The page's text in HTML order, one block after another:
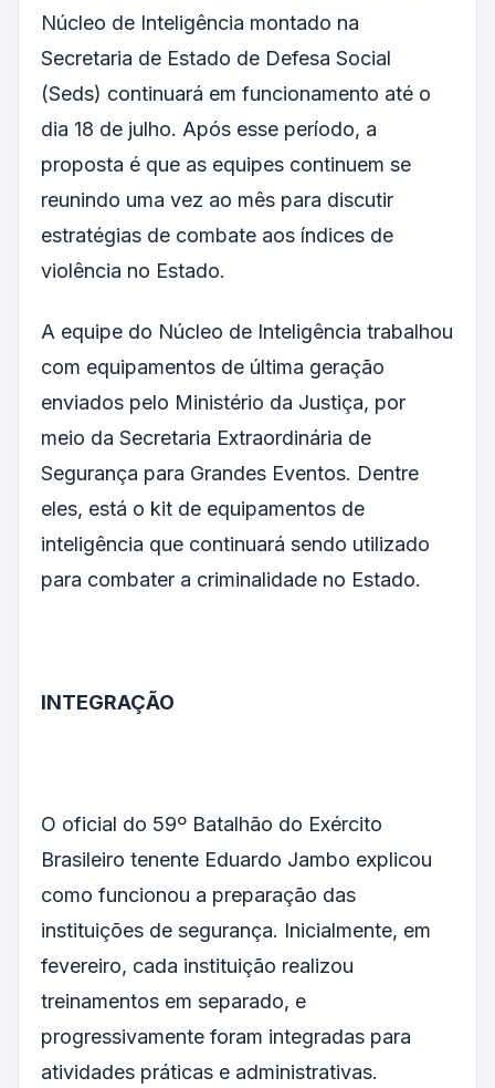
Núcleo de Inteligência montado na
Secretaria de Estado de Defesa Social
(Seds) continuará em funcionamento até o
dia 18 de julho. Após esse período, a
proposta é que as equipes continuem se
reunindo uma vez ao mês para discutir
estratégias de combate aos índices de
violência no Estado.
A equipe do Núcleo de Inteligência trabalhou
com equipamentos de última geração
enviados pelo Ministério da Justiça, por
meio da Secretaria Extraordinária de
Segurança para Grandes Eventos. Dentre
eles, está o kit de equipamentos de
inteligência que continuará sendo utilizado
para combater a criminalidade no Estado.
INTEGRAÇÃO
O oficial do 59º Batalhão do Exército
Brasileiro tenente Eduardo Jambo explicou
como funcionou a preparação das
instituições de segurança. Inicialmente, em
fevereiro, cada instituição realizou
treinamentos em separado, e
progressivamente foram integradas para
atividades práticas e administrativas.